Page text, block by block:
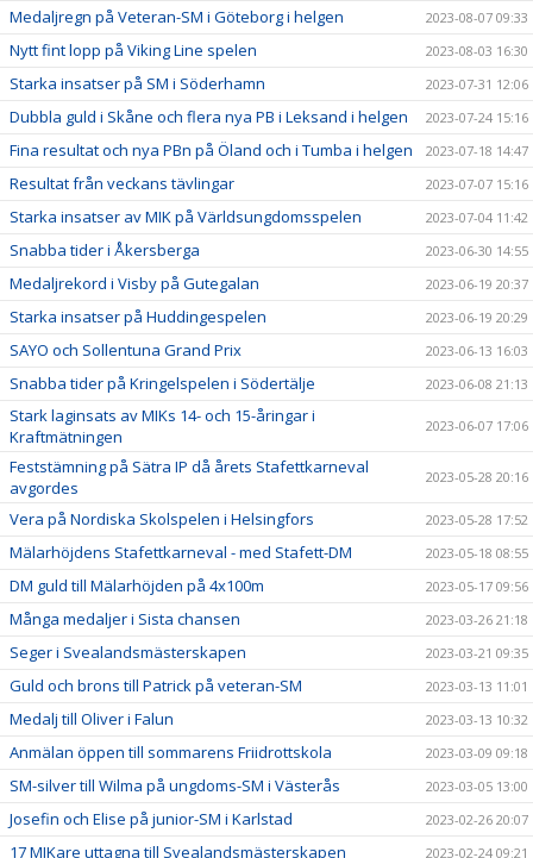
Medaljregn på Veteran-SM i Göteborg i helgen 2023-08-07 09:33
Nytt fint lopp på Viking Line spelen 2023-08-03 16:30
Starka insatser på SM i Söderhamn 2023-07-31 12:06
Dubbla guld i Skåne och flera nya PB i Leksand i helgen 2023-07-24 15:16
Fina resultat och nya PBn på Öland och i Tumba i helgen 2023-07-18 14:47
Resultat från veckans tävlingar 2023-07-07 15:16
Starka insatser av MIK på Världsungdomsspelen 2023-07-04 11:42
Snabba tider i Åkersberga 2023-06-30 14:55
Medaljrekord i Visby på Gutegalan 2023-06-19 20:37
Starka insatser på Huddingespelen 2023-06-19 20:29
SAYO och Sollentuna Grand Prix 2023-06-13 16:03
Snabba tider på Kringelspelen i Södertälje 2023-06-08 21:13
Stark laginsats av MIKs 14- och 15-åringar i
Kraftmätningen
2023-06-07 17:06
Feststämning på Sätra IP då årets Stafettkarneval
avgordes
2023-05-28 20:16
Vera på Nordiska Skolspelen i Helsingfors 2023-05-28 17:52
Mälarhöjdens Stafettkarneval - med Stafett-DM 2023-05-18 08:55
DM guld till Mälarhöjden på 4x100m 2023-05-17 09:56
Många medaljer i Sista chansen 2023-03-26 21:18
Seger i Svealandsmästerskapen 2023-03-21 09:35
Guld och brons till Patrick på veteran-SM 2023-03-13 11:01
Medalj till Oliver i Falun 2023-03-13 10:32
Anmälan öppen till sommarens Friidrottskola 2023-03-09 09:18
SM-silver till Wilma på ungdoms-SM i Västerås 2023-03-05 13:00
Josefin och Elise på junior-SM i Karlstad 2023-02-26 20:07
17 MIKare uttagna till Svealandsmästerskapen 2023-02-24 09:21